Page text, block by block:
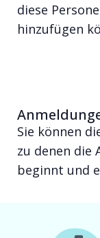
diese
hinzufügen
Sie können
zu denen die
beginnt und